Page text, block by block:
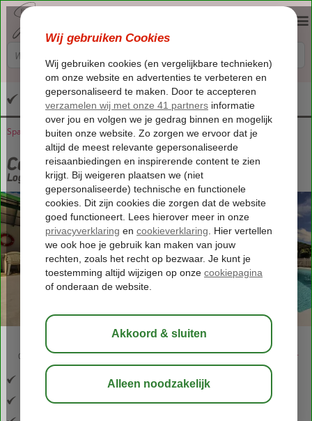
Altijd inclusief huurauto
Home
Spanje Canarische Eilanden Lanzarote Macher Casa Andrea
Casa Andrea
Logies Villa
04:30 aug 28°C delen bewaar
Inclusief vlucht en huurauto
Afstand luchthaven: 10 km